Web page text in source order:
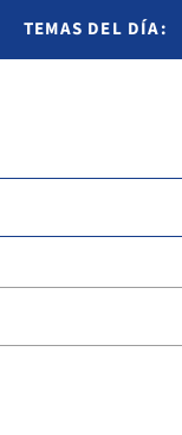
TEMAS DEL DÍA: